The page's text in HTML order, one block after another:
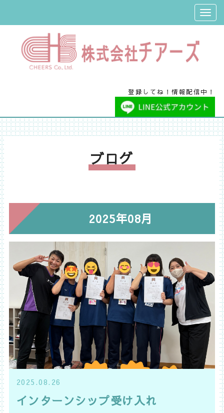
登録してね！情報配信中！
ブログ
2025年08月
インターンシップ受け入れ
2025.08.26